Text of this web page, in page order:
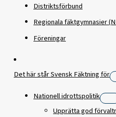
Distriktsförbund
Regionala fäktgymnasier
Föreningar
Det här står Svensk Fäktning för
Nationell idrottspolitik
Upprätta god